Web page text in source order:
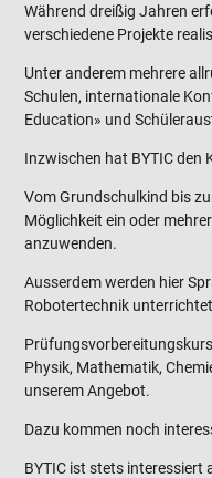
Während dreißig Jahren
verschiedene Projekte
Unter anderem mehrere
Schulen, internationale
Education» und
Inzwischen hat BYTIC den
Vom Grundschulkind bis
Möglichkeit ein oder
anzuwenden.
Ausserdem werden hier
Robotertechnik
Physik, Mathematik,
unserem Angebot.
Dazu kommen noch
BYTIC ist stets interessiert